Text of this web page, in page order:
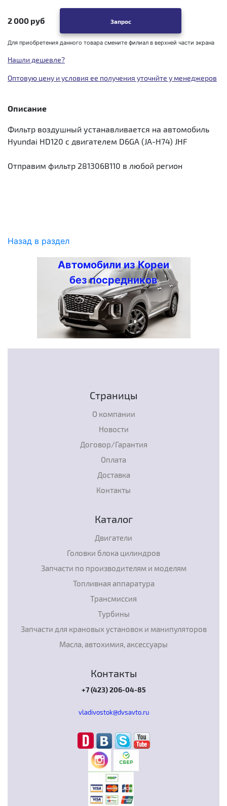
2 000 руб Запрос
Для приобретения данного товара смените филиал в верхней части экрана
Нашли дешевле?
Оптовую цену и условия ее получения уточнйте у менеджеров
Описание
Фильтр воздушный устанавливается на автомобиль
Hyundai HD120 с двигателем D6GA (JA-H74) JHF
Отправим фильтр 281306B110 в любой регион
Назад в раздел
Автомобили из Кореи
без посредников
Страницы
О компании
Новости
Договор/Гарантия
Оплата
Доставка
Контакты
Каталог
Двигатели
Головки блока цилиндров
Запчасти по производителям и моделям
Топливная аппаратура
Трансмиссия
Турбины
Запчасти для крановых установок и манипуляторов
Масла, автохимия, аксессуары
Контакты
+7 (423) 206-04-85
vladivostok@dvsavto.ru